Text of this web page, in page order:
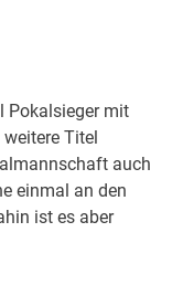
Pokalsieger mit
Titel
auch
einmal an den
ist es aber